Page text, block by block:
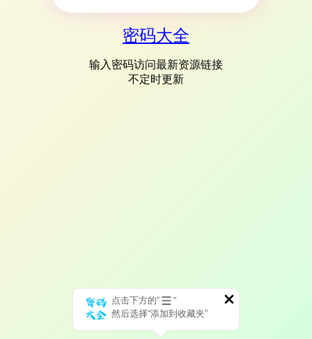
密码大全
输入密码访问最新资源链接
不定时更新
点击下方的“
”
然后选择“添加到收藏夹”